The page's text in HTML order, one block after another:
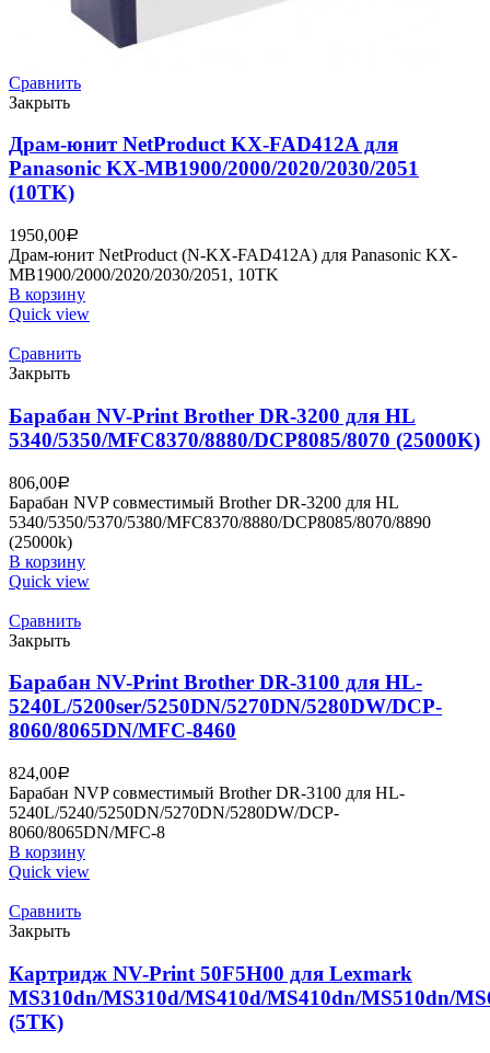
Сравнить
Закрыть
Драм-юнит NetProduct KX-FAD412A для
Panasonic KX-MB1900/2000/2020/2030/2051
(10TK)
1950,00Р
Драм-юнит NetProduct (N-KX-FAD412A) для Panasonic KX-
MB1900/2000/2020/2030/2051, 10TK
В корзину
Quick view
Сравнить
Закрыть
Барабан NV-Print Brother DR-3200 для HL
5340/5350/MFC8370/8880/DCP8085/8070 (25000K)
806,00Р
Барабан NVP совместимый Brother DR-3200 для HL
5340/5350/5370/5380/MFC8370/8880/DCP8085/8070/8890
(25000k)
В корзину
Quick view
Сравнить
Закрыть
Барабан NV-Print Brother DR-3100 для HL-
5240L/5200ser/5250DN/5270DN/5280DW/DCP-
8060/8065DN/MFC-8460
824,00Р
Барабан NVP совместимый Brother DR-3100 для HL-
5240L/5240/5250DN/5270DN/5280DW/DCP-
8060/8065DN/MFC-8
В корзину
Quick view
Сравнить
Закрыть
Картридж NV-Print 50F5H00 для Lexmark
MS310dn/MS310d/MS410d/MS410dn/MS510dn/
(5TK)